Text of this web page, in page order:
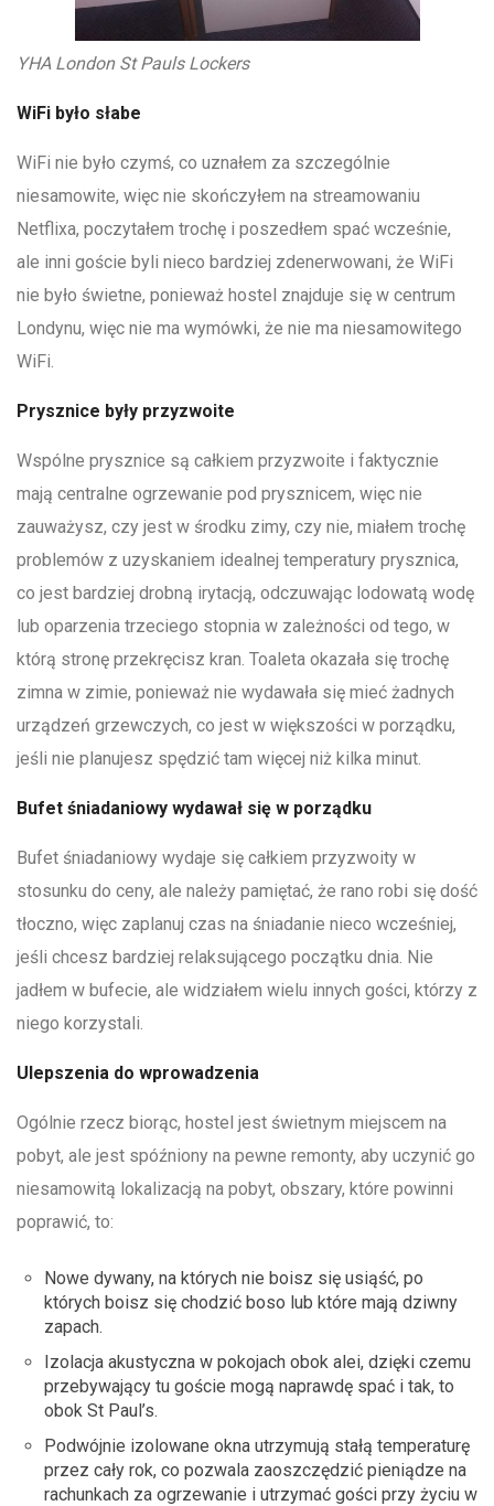
YHA London St Pauls Lockers
WiFi było słabe
WiFi nie było czymś, co uznałem za szczególnie
niesamowite, więc nie skończyłem na streamowaniu
Netflixa, poczytałem trochę i poszedłem spać wcześnie,
ale inni goście byli nieco bardziej zdenerwowani, że WiFi
nie było świetne, ponieważ hostel znajduje się w centrum
Londynu, więc nie ma wymówki, że nie ma niesamowitego
WiFi.
Prysznice były przyzwoite
Wspólne prysznice są całkiem przyzwoite i faktycznie
mają centralne ogrzewanie pod prysznicem, więc nie
zauważysz, czy jest w środku zimy, czy nie, miałem trochę
problemów z uzyskaniem idealnej temperatury prysznica,
co jest bardziej drobną irytacją, odczuwając lodowatą wodę
lub oparzenia trzeciego stopnia w zależności od tego, w
którą stronę przekręcisz kran. Toaleta okazała się trochę
zimna w zimie, ponieważ nie wydawała się mieć żadnych
urządzeń grzewczych, co jest w większości w porządku,
jeśli nie planujesz spędzić tam więcej niż kilka minut.
Bufet śniadaniowy wydawał się w porządku
Bufet śniadaniowy wydaje się całkiem przyzwoity w
stosunku do ceny, ale należy pamiętać, że rano robi się dość
tłoczno, więc zaplanuj czas na śniadanie nieco wcześniej,
jeśli chcesz bardziej relaksującego początku dnia. Nie
jadłem w bufecie, ale widziałem wielu innych gości, którzy z
niego korzystali.
Ulepszenia do wprowadzenia
Ogólnie rzecz biorąc, hostel jest świetnym miejscem na
pobyt, ale jest spóźniony na pewne remonty, aby uczynić go
niesamowitą lokalizacją na pobyt, obszary, które powinni
poprawić, to:
Nowe dywany, na których nie boisz się usiąść, po
których boisz się chodzić boso lub które mają dziwny
zapach.
Izolacja akustyczna w pokojach obok alei, dzięki czemu
przebywający tu goście mogą naprawdę spać i tak, to
obok St Paul’s.
Podwójnie izolowane okna utrzymują stałą temperaturę
przez cały rok, co pozwala zaoszczędzić pieniądze na
rachunkach za ogrzewanie i utrzymać gości przy życiu w